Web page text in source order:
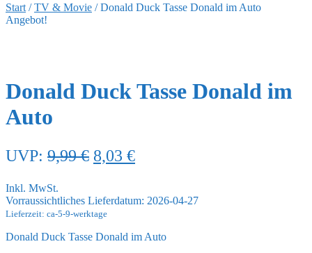
Start /TV & Movie /Donald Duck Tasse Donald im Auto
Angebot!
Donald Duck Tasse Donald im
Auto
UVP: 9,99€ Ursprünglicher
war:
9,99 €
8,03 €Aktueller
ist:
Inkl. MwSt.
Vorraussichtliches Lieferdatum: 2026-04-27
Lieferzeit: ca-5-9-werktage
Donald Duck Tasse Donald im Auto